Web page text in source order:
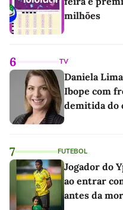
milhões
6 TV
Daniela
Ibope com
demitida do
7 FUTEBOL
Jogador do
ao entrar
antes da